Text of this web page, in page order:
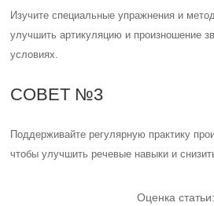
Изучите специальные упражнения и
улучшить артикуляцию и произношение
условиях.
СОВЕТ №3
Поддерживайте регулярную практику
чтобы улучшить речевые навыки и
Оценка статьи: